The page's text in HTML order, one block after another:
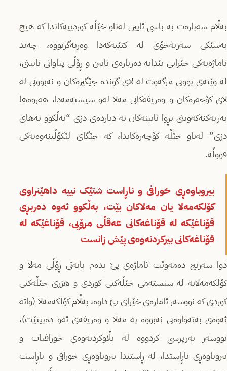
بەڵام سەبارەت بە باسى ئایین لەناو خێڵە کوردییەکاندا کە هیچ
بەشێکى سەربەخۆى لە کتێبەکەدا وەرنەگرتووە، چەند
ئاماژەیەکى خێرایى تێدایە دەربارەى ئایین و ڕۆڵى پیاوانى ئایینى،
لە وێنەى بوونى مزگەوت لە لاى گوندە جێگیرەکان و نەبوونى لە
لاى کۆچەرەکان و وەزیفەکانى مەلا لەو سیستەمەدا، هەروەها
بەریەکنەکەوتنى بڕوا ئایینەکان بە دیاردەى دزى “بەڵکوو بەهاى
دزى” لەناو خێڵە کۆچەرەکاندا، کە جێگاى لێکۆڵینەوەیەکى
قووڵە.
بیروباوەڕى خورافى و ناڕاست شتێک نییە داهێنراوى
کۆلکەمەلا یان مەلاکان بێت، بەڵکوو ئەوە دەربڕى
قۆناغێکە لە قۆناغەکانى عەقڵی مرۆیی، قۆناغێکە لە
قۆناغەکانى بیرکردنەوەى پێش زانست
دوا سەرنج دەمەوێت ئاماژەى پێ بدەم بابەتى ڕۆڵى مەلا و
کۆلکەمەلایە لە سیستەمى خێڵەکیى کوردى و هزرى خێڵەکىی
کوردى کە نووسەر ئاماژەى خێراى پێ داوە، بەڵام کۆلکەمەلا (واتە
ئەوەى بەتەواوەتى نەبووە بە مەلا و وەزیفەى ئەو دەبینێت)،
نووسەر بەرپرسى کردووە لە بڵاوکردنەوەى خورافیات و
بیروباوەڕى ناڕاستدا، لە ڕاستیدا بیروباوەڕى خورافى و ناڕاست